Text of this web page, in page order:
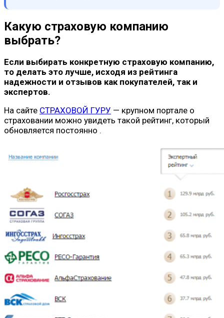
Какую страховую компанию
выбрать?
Если выбирать конкретную страховую компанию,
то делать это лучше, исходя из рейтинга
надежности и отзывов как покупателей, так и
экспертов.
На сайте СТРАХОВОЙ ГУРУ — крупном портале о
страховании можно увидеть такой рейтинг, который
обновляется постоянно .